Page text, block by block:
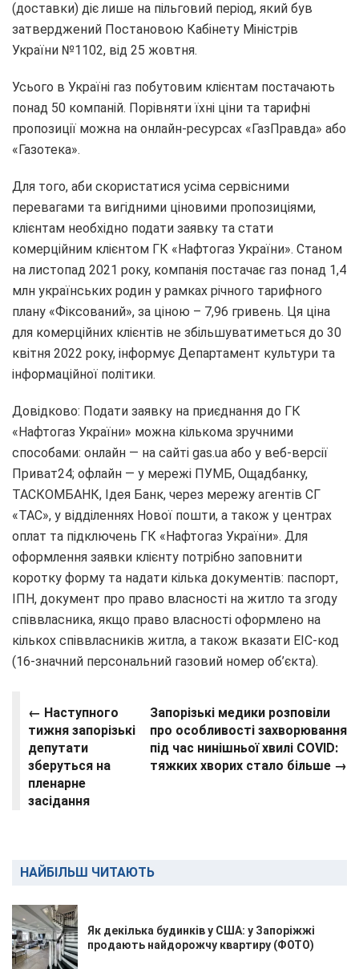
(доставки) діє лише на пільговий період, який був
затверджений Постановою Кабінету Міністрів
України №1102, від 25 жовтня.
Усього в Україні газ побутовим клієнтам постачають
понад 50 компаній. Порівняти їхні ціни та тарифні
пропозиції можна на онлайн-ресурсах «ГазПравда» або
«Газотека».
Для того, аби скористатися усіма сервісними
перевагами та вигідними ціновими пропозиціями,
клієнтам необхідно подати заявку та стати
комерційним клієнтом ГК «Нафтогаз України». Станом
на листопад 2021 року, компанія постачає газ понад 1,4
млн українських родин у рамках річного тарифного
плану «Фіксований», за ціною – 7,96 гривень. Ця ціна
для комерційних клієнтів не збільшуватиметься до 30
квітня 2022 року, інформує Департамент культури та
інформаційної політики.
Довідково: Подати заявку на приєднання до ГК
«Нафтогаз України» можна кількома зручними
способами: онлайн — на сайті gas.ua або у веб-версії
Приват24; офлайн — у мережі ПУМБ, Ощадбанку,
ТАСКОМБАНК, Ідея Банк, через мережу агентів СГ
«ТАС», у відділеннях Нової пошти, а також у центрах
оплат та підключень ГК «Нафтогаз України». Для
оформлення заявки клієнту потрібно заповнити
коротку форму та надати кілька документів: паспорт,
ІПН, документ про право власності на житло та згоду
співвласника, якщо право власності оформлено на
кількох співвласників житла, а також вказати EIC-код
(16-значний персональний газовий номер об’єкта).
← Наступного
тижня запорізькі
депутати
зберуться на
пленарне
засідання
Запорізькі медики розповіли
про особливості захворювання
під час нинішньої хвилі COVID:
тяжких хворих стало більше →
НАЙБІЛЬШ ЧИТАЮТЬ
Як декілька будинків у США: у Запоріжжі
продають найдорожчу квартиру (ФОТО)